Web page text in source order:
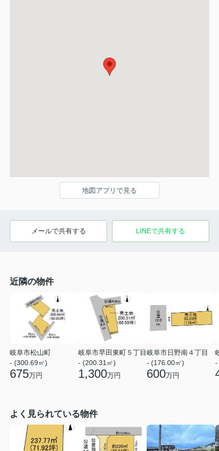
地図アプリで見る
メールで共有する LINEで共有する
近隣の物件
岐阜市松山町
- (300.69㎡)
675万円
岐阜市早田東町５丁目
- (200.31㎡)
1,300万円
岐阜市日野南４丁目
- (176.00㎡)
600万円
-
よく見られている物件